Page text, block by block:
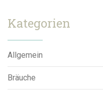
Kategorien
Allgemein
Bräuche